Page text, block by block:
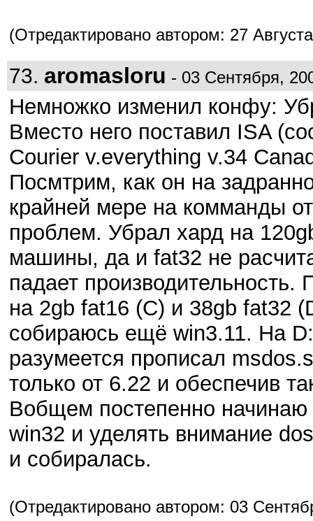
(Отредактировано автором: 27
73. aromasloru - 03 Сентября,
Немножко изменил конфу:
Вместо него поставил ISA
Courier v.everything v.34
Посмтрим, как он на
крайней мере на комманды
проблем. Убрал хард на
машины, да и fat32 не
падает производительность.
на 2gb fat16 (C) и 38gb fat32
собираюсь ещё win3.11. На
разумеется прописал
только от 6.22 и обеспечив
Вобщем постепенно
win32 и уделять внимание
и собиралась.
(Отредактировано автором: 03